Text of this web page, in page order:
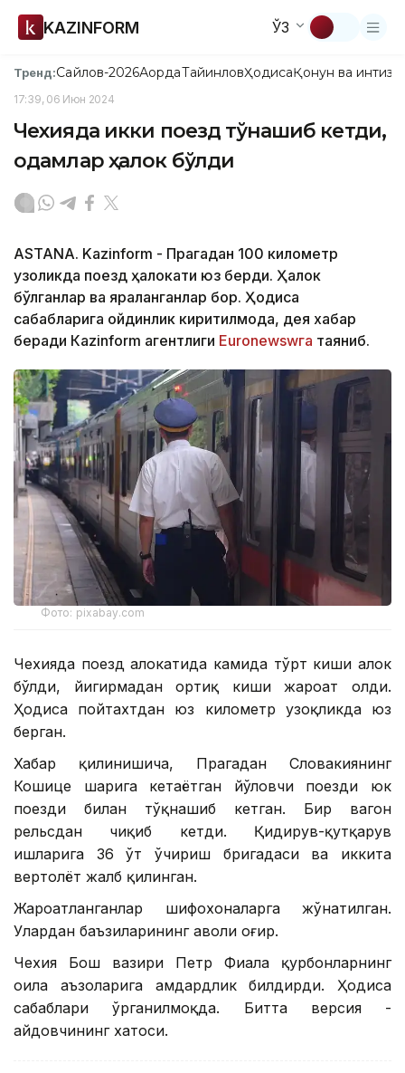
KAZINFORM ЎЗ
Тренд:Сайлов-2026АқордаТайинловҲодисаҚонун ва
17:39, 06 Июн 2024
Чехияда икки поезд тўқнашиб кетди,
одамлар ҳалок бўлди
ASTANA. Kazinform - Прагадан 100 километр
узоқликда поезд ҳалокати юз берди. Ҳалок
бўлганлар ва яраланганлар бор. Ҳодиса
сабабларига ойдинлик киритилмоқда, дея хабар
беради Кazinform агентлиги Euronewswга таяниб.
Фото: pixabay.com
Чехияда поезд ҳалокатида камида тўрт киши ҳалок
бўлди, йигирмадан ортиқ киши жароҳат олди.
Ҳодиса пойтахтдан юз километр узоқликда юз
берган.
Хабар қилинишича, Прагадан Словакиянинг
Кошице шаҳрига кетаётган йўловчи поезди юк
поезди билан тўқнашиб кетган. Бир вагон
рельсдан чиқиб кетди. Қидирув-қутқарув
ишларига 36 ўт ўчириш бригадаси ва иккита
вертолёт жалб қилинган.
Жароҳатланганлар шифохоналарга жўнатилган.
Улардан баъзиларининг аҳволи оғир.
Чехия Бош вазири Петр Фиала қурбонларнинг
оила аъзоларига ҳамдардлик билдирди. Ҳодиса
сабаблари ўрганилмоқда. Битта версия -
ҳайдовчининг хатоси.